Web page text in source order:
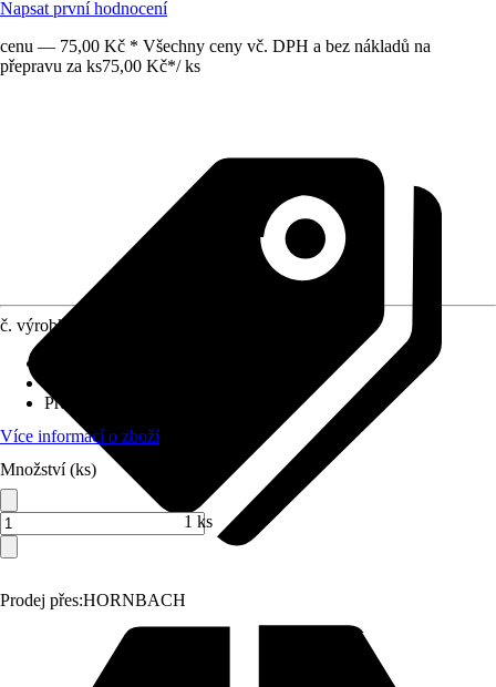
Napsat první hodnocení
cenu — 75,00 Kč * Všechny ceny vč. DPH a bez nákladů na
přepravu za ks75,00 Kč*/ ks
Prodej přes:HORNBACH
č. výrobku
Průměr
Více informací o zboží
Množství (ks)
1 ks